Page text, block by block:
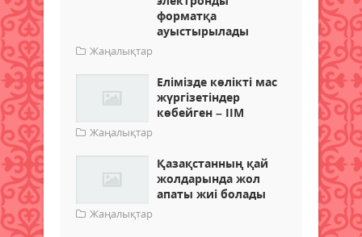
форматқа
ауыстырылады
Жаңалықтар
Елімізде көлікті мас
жүргізетіндер
көбейген – ІІМ
Жаңалықтар
Қазақстанның қай
жолдарында жол
апаты жиі болады
Жаңалықтар